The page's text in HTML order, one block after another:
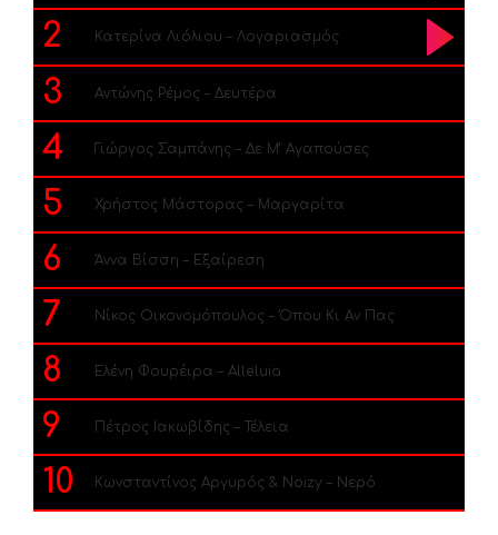
2 Κατερίνα Λιόλιου – Λογαριασμός
3 Αντώνης Ρέμος – Δευτέρα
4 Γιώργος Σαμπάνης – Δε Μ’ Αγαπούσες
5 Χρήστος Μάστορας – Μαργαρίτα
6 Άννα Βίσση – Εξαίρεση
7 Νίκος Οικονομόπουλος – Όπου Κι Αν Πας
8 Ελένη Φουρέιρα – Alleluia
9 Πέτρος Ιακωβίδης – Τέλεια
10 Κωνσταντίνος Αργυρός & Noizy – Νερό